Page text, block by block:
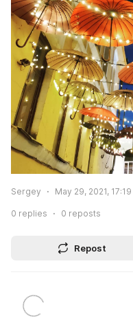
Sergey May 29, 2021, 17:19
0 replies 0 reposts
Repost